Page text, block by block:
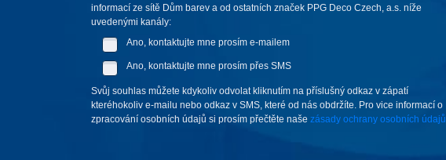
informací ze sítě Dům barev a od ostatních značek PPG Deco Czech, a.s. níže
uvedenými kanály:
Ano, kontaktujte mne prosím e-mailem
Ano, kontaktujte mne prosím přes SMS
Svůj souhlas můžete kdykoliv odvolat kliknutím na příslušný odkaz v zápatí
kteréhokoliv e-mailu nebo odkaz v SMS, které od nás obdržíte. Pro vice informací o
zpracování osobních údajů si prosím přečtěte naše zásady ochrany osobních údajů.